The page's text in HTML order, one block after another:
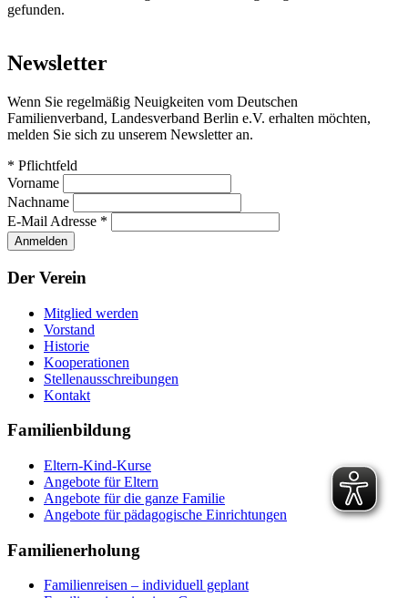
gefunden.
Newsletter
Wenn Sie regelmäßig Neuigkeiten vom Deutschen
Familienverband, Landesverband Berlin e.V. erhalten möchten,
melden Sie sich zu unserem Newsletter an.
* Pflichtfeld
Vorname
Nachname
E-Mail Adresse *
Der Verein
Mitglied werden
Vorstand
Historie
Kooperationen
Stellenausschreibungen
Kontakt
Familienbildung
Eltern-Kind-Kurse
Angebote für Eltern
Angebote für die ganze Familie
Angebote für pädagogische Einrichtungen
Familienerholung
Familienreisen – individuell geplant